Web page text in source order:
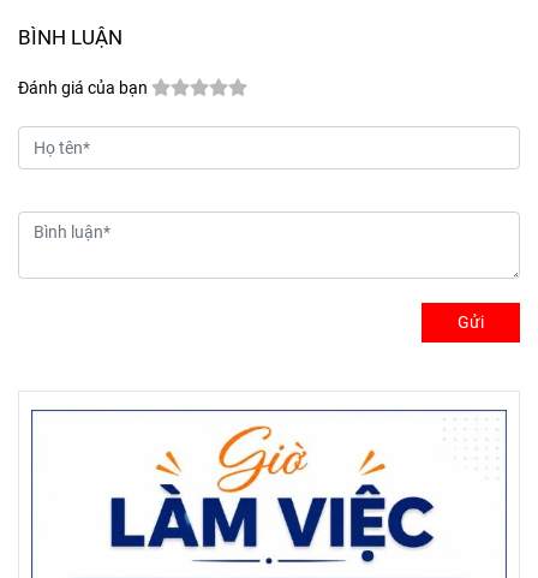
BÌNH LUẬN
Đánh giá của bạn
Gửi